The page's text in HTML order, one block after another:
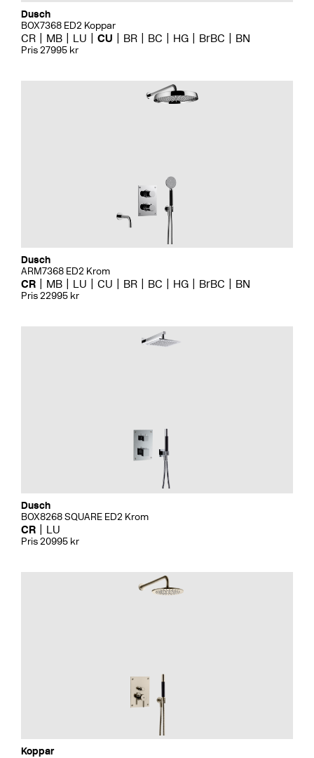
Dusch
BOX7368 ED2 Koppar
CR MB LU CU BR BC HG BrBC BN
Pris 27995 kr
Dusch
ARM7368 ED2 Krom
CR MB LU CU BR BC HG BrBC BN
Pris 22995 kr
Dusch
BOX8268 SQUARE ED2 Krom
CR LU
Pris 20995 kr
Koppar